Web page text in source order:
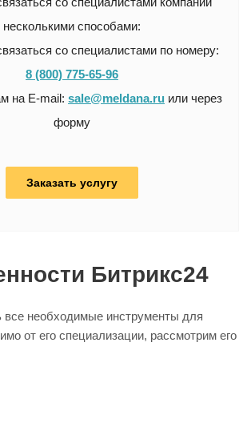
несколькими способами:
со специалистами по номеру:
8 (800) 775-65-96
на E-mail: sale@meldana.ru или через
форму
Заказать услугу
Битрикс24
все необходимые инструменты для
от его специализации, рассмотрим его